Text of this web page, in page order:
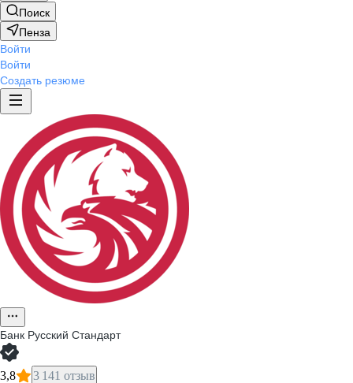
Поиск
Пенза
Войти
Войти
Создать резюме
Банк Русский Стандарт
3,8 3 141 отзыв